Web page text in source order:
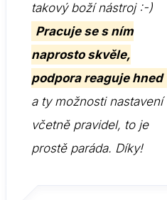
takový boží nástroj :-)
Pracuje se s ním
naprosto skvěle,
podpora reaguje hned
a ty možnosti nastavení
včetně pravidel, to je
prostě paráda. Díky!